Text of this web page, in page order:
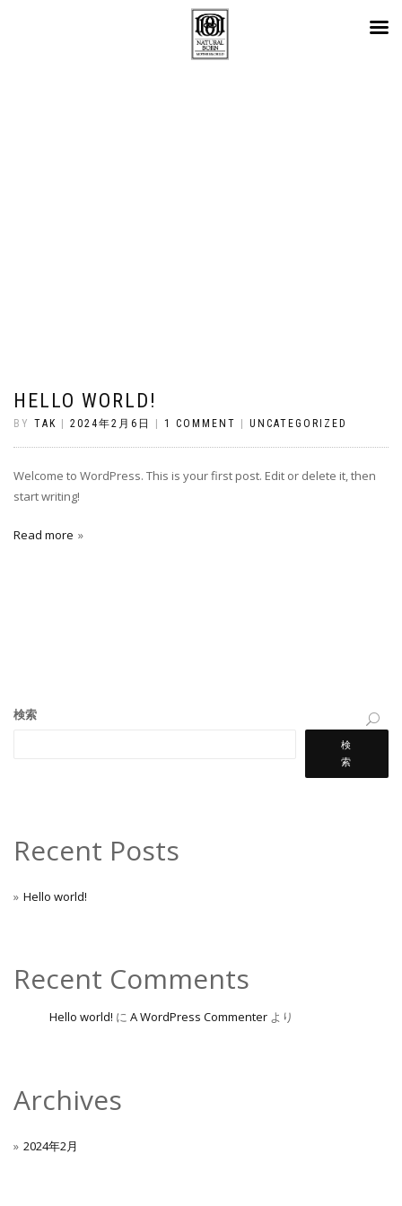
HELLO WORLD!
BY TAK 2024年2月6日 1 COMMENT UNCATEGORIZED
Welcome to WordPress. This is your first post. Edit or delete it, then
start writing!
Read more
検索
検
索
Recent Posts
Hello world!
Recent Comments
Hello world! に A WordPress Commenter より
Archives
2024年2月